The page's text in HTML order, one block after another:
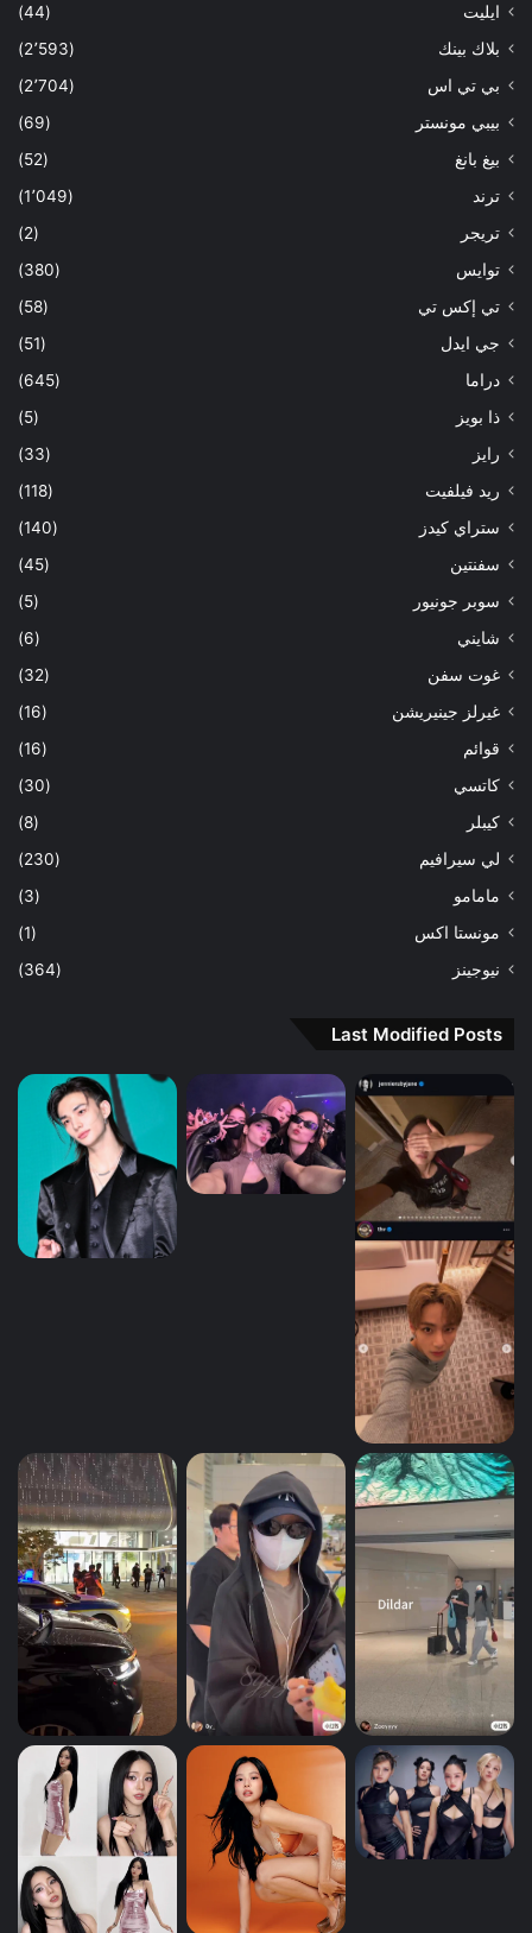
ايليت
(44)
بلاك بينك
(2٬593)
بي تي اس
(2٬704)
بيبي مونستر
(69)
بيغ بانغ
(52)
ترند
(1٬049)
تريجر
(2)
توايس
(380)
تي إكس تي
(58)
جي ايدل
(51)
دراما
(645)
ذا بويز
(5)
رايز
(33)
ريد فيلفيت
(118)
ستراي كيدز
(140)
سفنتين
(45)
سوبر جونيور
(5)
شايني
(6)
غوت سفن
(32)
غيرلز جينيريشن
(16)
قوائم
(16)
كاتسي
(30)
كيبلر
(8)
لي سيرافيم
(230)
مامامو
(3)
مونستا اكس
(1)
نيوجينز
(364)
Last Modified Posts